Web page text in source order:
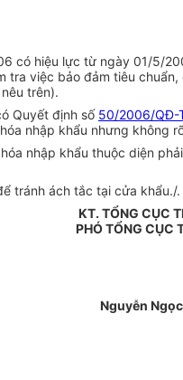
có hiệu lực từ ngày 01/5/
tra việc bảo đảm tiêu
nêu trên).
Quyết định số 50/2006/QĐ-
nhập khẩu nhưng không
nhập khẩu thuộc diện
tránh ách tắc tại cửa khẩu./.
KT. TỔNG CỤC
PHÓ TỔNG CỤC
Nguyễn